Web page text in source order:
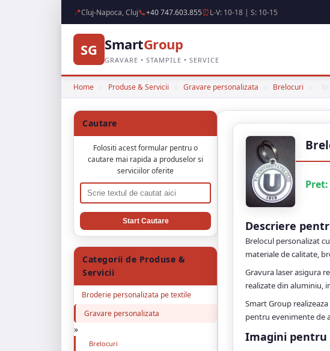
📍Cluj-Napoca, Cluj📞+40 747.603.855⏰L-V: 10-18 | S: 10-15
SG SmartGroup
GRAVARE • STAMPILE • SERVICE
Home Produse & Servicii Gravare personalizata Brelocuri
Cautare
Folositi acest formular pentru o
cautare mai rapida a produselor si
serviciilor oferite
Cauta produse si servicii
Categorii de Produse &
Servicii
Broderie personalizata pe textile
Gravare personalizata
»
Brelocuri
Pret:
Descriere
Brelocul personalizat
materiale de calitate,
Gravura laser asigura
realizate din aluminiu,
Smart Group
pentru evenimente de
Imagini pentru